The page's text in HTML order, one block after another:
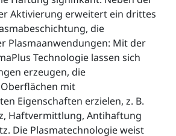
Aktivierung erweitert ein drittes
die
Plasmaanwendungen: Mit der
Technologie lassen sich
erzeugen, die
mit
Eigenschaften erzielen, z. B.
Haftvermittlung, Antihaftung
Die Plasmatechnologie weist